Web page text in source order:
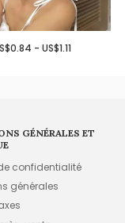
- US$1.11
GÉNÉRALES ET
confidentialité
générales